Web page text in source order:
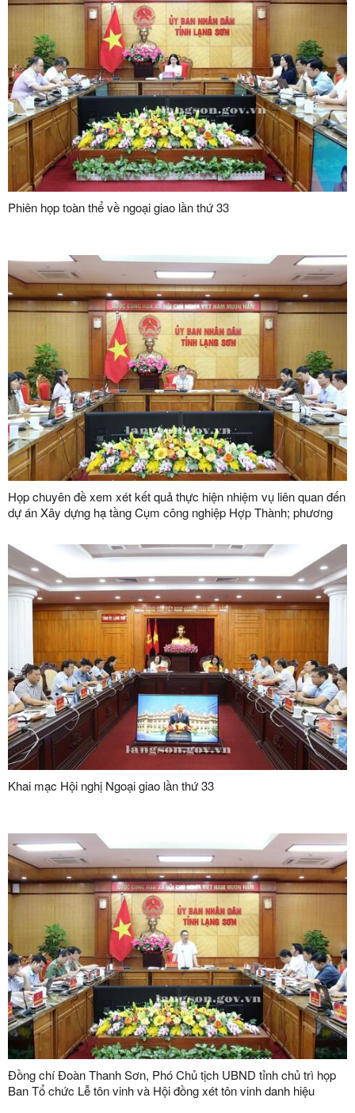
Phiên họp toàn thể về ngoại giao lần thứ 33
Họp chuyên đề xem xét kết quả thực hiện nhiệm vụ liên quan đến
dự án Xây dựng hạ tầng Cụm công nghiệp Hợp Thành; phương
phục vụ giải phóng mặt bằng dự án Khu công nghiệp VSIP Lạng
Sơn
Khai mạc Hội nghị Ngoại giao lần thứ 33
Đồng chí Đoàn Thanh Sơn, Phó Chủ tịch UBND tỉnh chủ trì họp
Ban Tổ chức Lễ tôn vinh và Hội đồng xét tôn vinh danh hiệu